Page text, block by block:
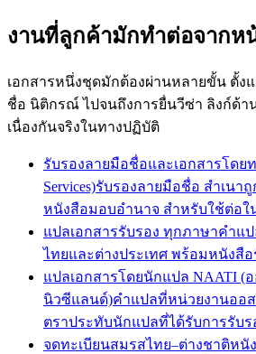
งานที่ลูกค้ามักทำต่อจากห
เอกสารหนึ่งชุดมักต้องผ่านหลายขั้น ตั้ง
ชื่อ นิติกรณ์ ไปจนถึงการยื่นวีซ่า ลิงก์ด้
เนื่องกันจริงในทางปฏิบัติ
รับรองลายมือชื่อและเอกสารโดย
Services)รับรองลายมือชื่อ สำเนา
หนังสือมอบอำนาจ สำหรับใช้ต่อใ
แปลเอกสารรับรอง ทุกภาษาคำแ
ไทยและต่างประเทศ พร้อมหนังสื
แปลเอกสารโดยนักแปล NAATI (อ
นิวซีแลนด์)คำแปลที่หน่วยงานออส
ตราประทับนักแปลที่ได้รับการรับร
จดทะเบียนสมรสไทย–ต่างชาติหนั